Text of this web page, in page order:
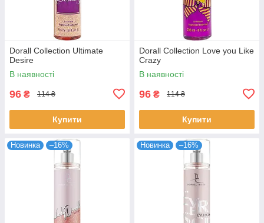
Dorall Collection Ultimate
Desire
В наявності
96 ₴ 114 ₴
Купити
Dorall Collection Love you Like
Crazy
В наявності
96 ₴ 114 ₴
Купити
Новинка –16% Новинка –16%